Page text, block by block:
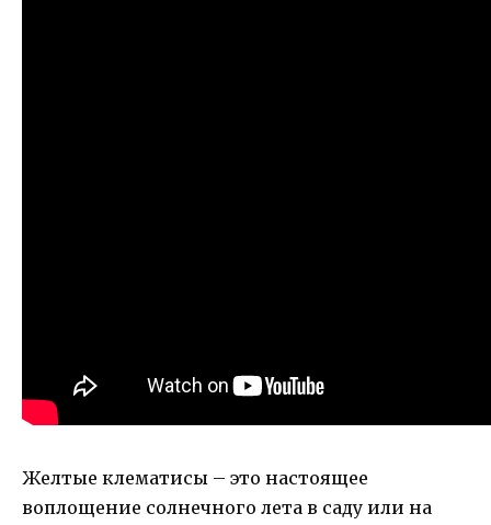
Желтые клематисы – это настоящее
воплощение солнечного лета в саду или на